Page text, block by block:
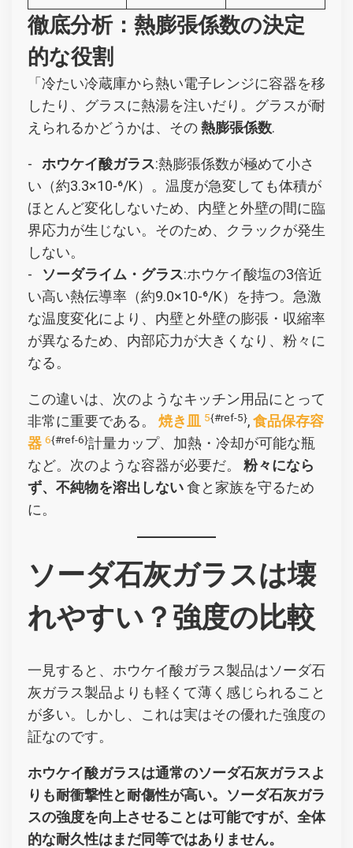
徹底分析：熱膨張係数の決定
的な役割
「冷たい冷蔵庫から熱い電子レンジに容器を移
したり、グラスに熱湯を注いだり。グラスが耐
えられるかどうかは、その熱膨張係数.
- ホウケイ酸ガラス:熱膨張係数が極めて小さ
い（約3.3×10-⁶/K）。温度が急変しても体積が
ほとんど変化しないため、内壁と外壁の間に臨
界応力が生じない。そのため、クラックが発生
しない。
- ソーダライム・グラス:ホウケイ酸塩の3倍近
い高い熱伝導率（約9.0×10-⁶/K）を持つ。急激
な温度変化により、内壁と外壁の膨張・収縮率
が異なるため、内部応力が大きくなり、粉々に
なる。
この違いは、次のようなキッチン用品にとって
非常に重要である。 焼き皿 5{#ref-5},食品保存容
器 6{#ref-6}計量カップ、加熱・冷却が可能な瓶
など。次のような容器が必要だ。 粉々になら
ず、不純物を溶出しない食と家族を守るため
に。
ソーダ石灰ガラスは壊
れやすい？強度の比較
一見すると、ホウケイ酸ガラス製品はソーダ石
灰ガラス製品よりも軽くて薄く感じられること
が多い。しかし、これは実はその優れた強度の
証なのです。
ホウケイ酸ガラスは通常のソーダ石灰ガラスよ
りも耐衝撃性と耐傷性が高い。ソーダ石灰ガラ
スの強度を向上させることは可能ですが、全体
的な耐久性はまだ同等ではありません。